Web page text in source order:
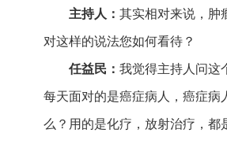
主持人： 其实相对来说，肿
对这样的说法您如何看待？
任益民： 我觉得主持人问这
每天面对的是癌症病人，癌症病
么？用的是化疗，放射治疗，都